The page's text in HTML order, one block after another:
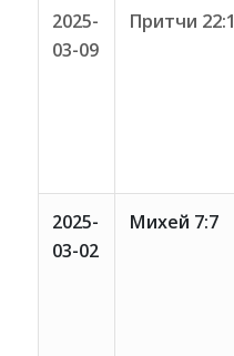
2025-
03-09
Притчи 22:1
2025-
03-02
Михей 7:7